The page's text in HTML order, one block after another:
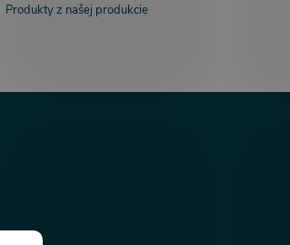
Produkty z našej produkcie